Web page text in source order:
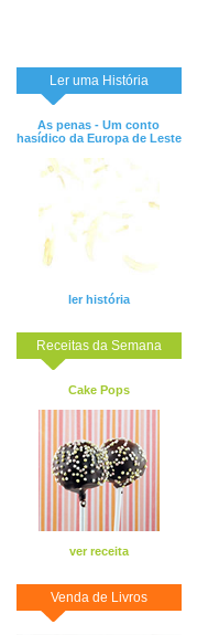
Ler uma História
As penas - Um conto
hasídico da Europa de Leste
ler história
Receitas da Semana
Cake Pops
ver receita
Venda de Livros